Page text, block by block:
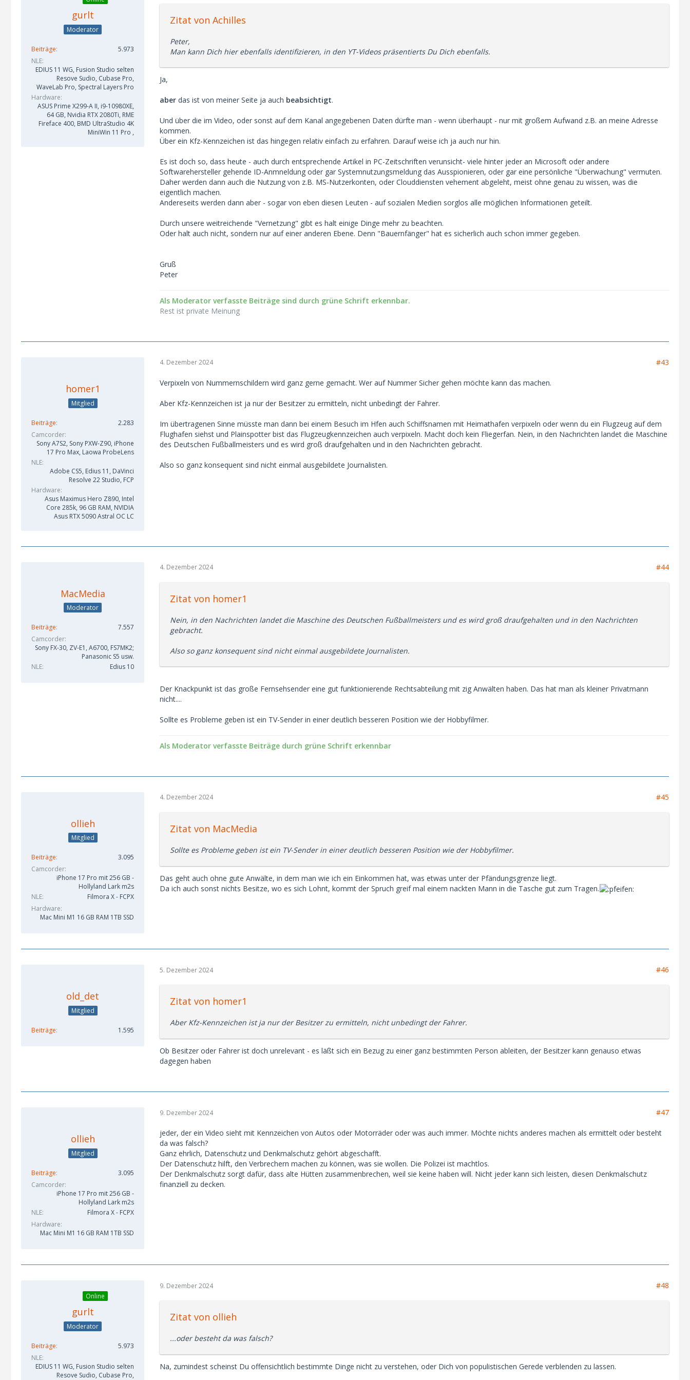
gurlt
Moderator
Beiträge
5.973
NLE
EDIUS 11 WG, Fusion Studio selten
Resove Sudio, Cubase Pro,
WaveLab Pro, Spectral Layers Pro
Hardware
ASUS Prime X299-A II, i9-10980XE,
64 GB, Nvidia RTX 2080Ti, RME
Fireface 400, BMD UltraStudio 4K
MiniWin 11 Pro ,
Zitat von Achilles
Peter,
Man kann Dich hier ebenfalls identifizieren, in den YT-Videos präsentierts Du Dich ebenfalls.
Ja,
aber das ist von meiner Seite ja auch beabsichtigt.
Und über die im Video, oder sonst auf dem Kanal angegebenen Daten dürfte man - wenn überhaupt - nur mit großem Aufwand z.B. an meine Adresse
kommen.
Über ein Kfz-Kennzeichen ist das hingegen relativ einfach zu erfahren. Darauf weise ich ja auch nur hin.
Es ist doch so, dass heute - auch durch entsprechende Artikel in PC-Zeitschriften verunsicht- viele hinter jeder an Microsoft oder andere
Softwarehersteller gehende ID-Anmneldung oder gar Systemnutzungsmeldung das Ausspionieren, oder gar eine persönliche "Überwachung" vermuten.
Daher werden dann auch die Nutzung von z.B. MS-Nutzerkonten, oder Clouddiensten vehement abgeleht, meist ohne genau zu wissen, was die
eigentlich machen.
Andereseits werden dann aber - sogar von eben diesen Leuten - auf sozialen Medien sorglos alle möglichen Informationen geteilt.
Durch unsere weitreichende "Vernetzung" gibt es halt einige Dinge mehr zu beachten.
Oder halt auch nicht, sondern nur auf einer anderen Ebene. Denn "Bauernfänger" hat es sicherlich auch schon immer gegeben.
Gruß
Peter
Als Moderator verfasste Beiträge sind durch grüne Schrift erkennbar.
Rest ist private Meinung
homer1
Mitglied
Beiträge
2.283
Camcorder
Sony A7S2, Sony PXW-Z90, iPhone
17 Pro Max, Laowa ProbeLens
NLE
Adobe CS5, Edius 11, DaVinci
Resolve 22 Studio, FCP
Hardware
Asus Maximus Hero Z890, Intel
Core 285k, 96 GB RAM, NVIDIA
Asus RTX 5090 Astral OC LC
4. Dezember 2024 #43
Verpixeln von Nummernschildern wird ganz gerne gemacht. Wer auf Nummer Sicher gehen möchte kann das machen.
Aber Kfz-Kennzeichen ist ja nur der Besitzer zu ermitteln, nicht unbedingt der Fahrer.
Im übertragenen Sinne müsste man dann bei einem Besuch im Hfen auch Schiffsnamen mit Heimathafen verpixeln oder wenn du ein Flugzeug auf dem
Flughafen siehst und Plainspotter bist das Flugzeugkennzeichen auch verpixeln. Macht doch kein Fliegerfan. Nein, in den Nachrichten landet die Maschine
des Deutschen Fußballmeisters und es wird groß draufgehalten und in den Nachrichten gebracht.
Also so ganz konsequent sind nicht einmal ausgebildete Journalisten.
MacMedia
Moderator
Beiträge
7.557
Camcorder
Sony FX-30, ZV-E1, A6700, FS7MK2;
Panasonic S5 usw.
NLE
Edius 10
4. Dezember 2024 #44
Zitat von homer1
Nein, in den Nachrichten landet die Maschine des Deutschen Fußballmeisters und es wird groß draufgehalten und in den Nachrichten
gebracht.
Also so ganz konsequent sind nicht einmal ausgebildete Journalisten.
Der Knackpunkt ist das große Fernsehsender eine gut funktionierende Rechtsabteilung mit zig Anwälten haben. Das hat man als kleiner Privatmann
nicht....
Sollte es Probleme geben ist ein TV-Sender in einer deutlich besseren Position wie der Hobbyfilmer.
Als Moderator verfasste Beiträge durch grüne Schrift erkennbar
ollieh
Mitglied
Beiträge
3.095
Camcorder
iPhone 17 Pro mit 256 GB -
Hollyland Lark m2s
NLE
Filmora X - FCPX
Hardware
Mac Mini M1 16 GB RAM 1TB SSD
4. Dezember 2024 #45
Zitat von MacMedia
Sollte es Probleme geben ist ein TV-Sender in einer deutlich besseren Position wie der Hobbyfilmer.
Das geht auch ohne gute Anwälte, in dem man wie ich ein Einkommen hat, was etwas unter der Pfändungsgrenze liegt.
Da ich auch sonst nichts Besitze, wo es sich Lohnt, kommt der Spruch greif mal einem nackten Mann in die Tasche gut zum Tragen.
old_det
Mitglied
Beiträge 1.595
5. Dezember 2024 #46
Zitat von homer1
Aber Kfz-Kennzeichen ist ja nur der Besitzer zu ermitteln, nicht unbedingt der Fahrer.
Ob Besitzer oder Fahrer ist doch unrelevant - es läßt sich ein Bezug zu einer ganz bestimmten Person ableiten, der Besitzer kann genauso etwas
dagegen haben
ollieh
Mitglied
Beiträge
3.095
Camcorder
iPhone 17 Pro mit 256 GB -
Hollyland Lark m2s
NLE
Filmora X - FCPX
Hardware
Mac Mini M1 16 GB RAM 1TB SSD
9. Dezember 2024 #47
jeder, der ein Video sieht mit Kennzeichen von Autos oder Motorräder oder was auch immer. Möchte nichts anderes machen als ermittelt oder besteht
da was falsch?
Ganz ehrlich, Datenschutz und Denkmalschutz gehört abgeschafft.
Der Datenschutz hilft, den Verbrechern machen zu können, was sie wollen. Die Polizei ist machtlos.
Der Denkmalschutz sorgt dafür, dass alte Hütten zusammenbrechen, weil sie keine haben will. Nicht jeder kann sich leisten, diesen Denkmalschutz
finanziell zu decken.
Online
gurlt
Moderator
Beiträge
5.973
NLE
EDIUS 11 WG, Fusion Studio selten
Resove Sudio, Cubase Pro,
9. Dezember 2024 #48
Zitat von ollieh
...oder besteht da was falsch?
Na, zumindest scheinst Du offensichtlich bestimmte Dinge nicht zu verstehen, oder Dich von populistischen Gerede verblenden zu lassen.